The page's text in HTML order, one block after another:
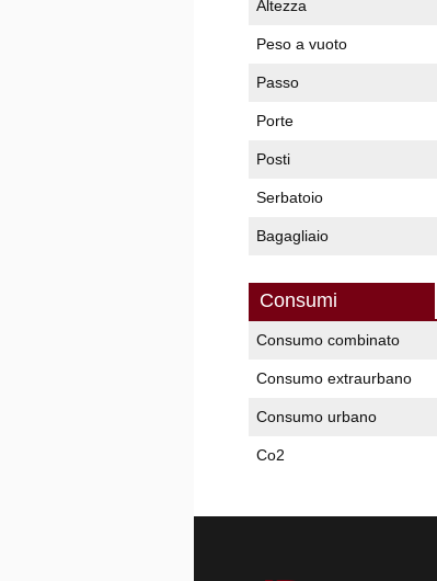
Altezza
Peso a vuoto
Passo
Porte
Posti
Serbatoio
Bagagliaio
Consumi
Consumo combinato
Consumo extraurbano
Consumo urbano
Co2